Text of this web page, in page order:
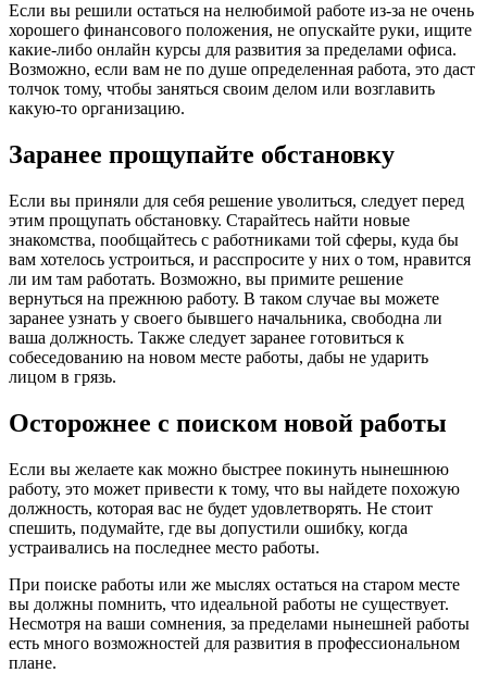
Если вы решили остаться на нелюбимой работе из-за не очень
хорошего финансового положения, не опускайте руки, ищите
какие-либо онлайн курсы для развития за пределами офиса.
Возможно, если вам не по душе определенная работа, это даст
толчок тому, чтобы заняться своим делом или возглавить
какую-то организацию.
Заранее прощупайте обстановку
Если вы приняли для себя решение уволиться, следует перед
этим прощупать обстановку. Старайтесь найти новые
знакомства, пообщайтесь с работниками той сферы, куда бы
вам хотелось устроиться, и расспросите у них о том, нравится
ли им там работать. Возможно, вы примите решение
вернуться на прежнюю работу. В таком случае вы можете
заранее узнать у своего бывшего начальника, свободна ли
ваша должность. Также следует заранее готовиться к
собеседованию на новом месте работы, дабы не ударить
лицом в грязь.
Осторожнее с поиском новой работы
Если вы желаете как можно быстрее покинуть нынешнюю
работу, это может привести к тому, что вы найдете похожую
должность, которая вас не будет удовлетворять. Не стоит
спешить, подумайте, где вы допустили ошибку, когда
устраивались на последнее место работы.
При поиске работы или же мыслях остаться на старом месте
вы должны помнить, что идеальной работы не существует.
Несмотря на ваши сомнения, за пределами нынешней работы
есть много возможностей для развития в профессиональном
плане.